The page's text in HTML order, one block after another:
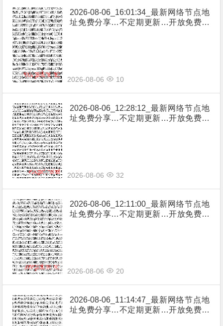
2026-08-06_16:01:34_最新网络节点地
址免费分享…不定期更新…开放免费分
2026-08-06 10
2026-08-06_12:28:12_最新网络节点地
址免费分享…不定期更新…开放免费分
2026-08-06 32
2026-08-06_12:11:00_最新网络节点地
址免费分享…不定期更新…开放免费分
2026-08-06 20
2026-08-06_11:14:47_最新网络节点地
址免费分享…不定期更新…开放免费分